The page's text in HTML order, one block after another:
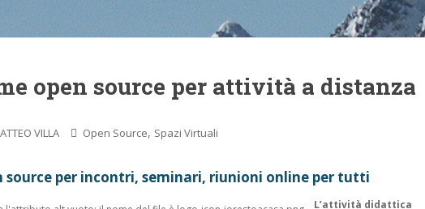
open source per attività a distanza
VILLA Open Source, Spazi Virtuali
source per incontri, seminari, riunioni online per tutti
L’attività didattica